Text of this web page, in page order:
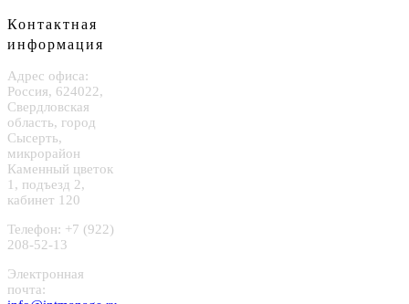
Контактная
информация
Адрес офиса:
Россия, 624022,
Свердловская
область, город
Сысерть,
микрорайон
Каменный цветок
1, подъезд 2,
кабинет 120
Телефон: +7 (922)
208-52-13
Электронная
почта: